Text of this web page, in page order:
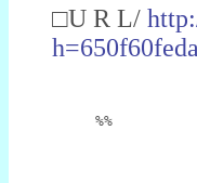
□U R L/
%%